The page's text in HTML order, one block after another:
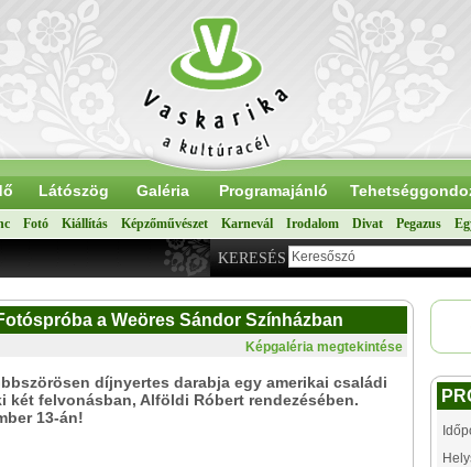
Látószög Galéria Programajánló
Fotó Kiállítás Képzőművészet Karnevál Irodalom Divat Pegazus
KERESÉS
a Weöres Sándor Színházban
Képgaléria megtekintése
díjnyertes darabja egy amerikai családi
két felvonásban, Alföldi Róbert rendezésében.
13-án!